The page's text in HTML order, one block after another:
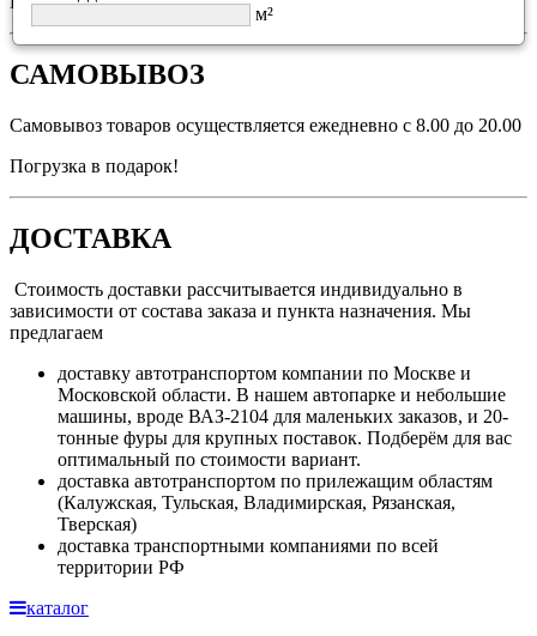
САМОВЫВОЗ
Самовывоз товаров осуществляется ежедневно с 8.00 до 20.00
Погрузка в подарок!
ДОСТАВКА
Стоимость доставки рассчитывается индивидуально в
зависимости от состава заказа и пункта назначения. Мы
предлагаем
доставку автотранспортом компании по Москве и
Московской области. В нашем автопарке и небольшие
машины, вроде ВАЗ-2104 для маленьких заказов, и 20-
тонные фуры для крупных поставок. Подберём для вас
оптимальный по стоимости вариант.
доставка автотранспортом по прилежащим областям
(Калужская, Тульская, Владимирская, Рязанская,
Тверская)
доставка транспортными компаниями по всей
территории РФ
каталог
м²